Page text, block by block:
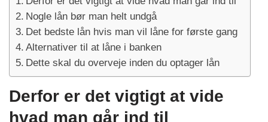
Nogle lån bør man helt undgå
Det bedste lån hvis man vil låne for første gang
Alternativer til at låne i banken
Dette skal du overveje inden du optager lån
Derfor er det vigtigt at vide
hvad man går ind til